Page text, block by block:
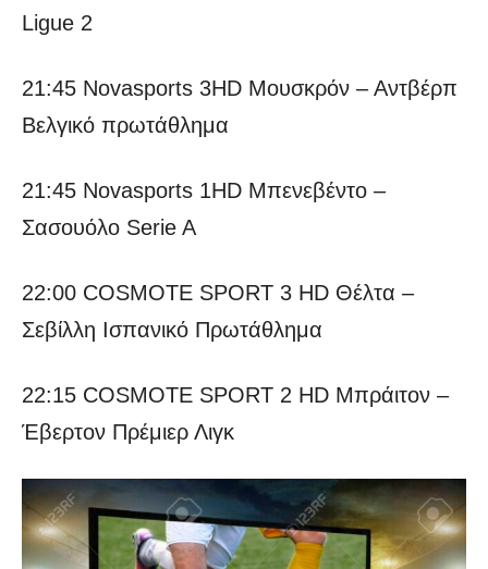
Ligue 2
21:45 Novasports 3HD Μουσκρόν – Αντβέρπ
Βελγικό πρωτάθλημα
21:45 Novasports 1HD Μπενεβέντο –
Σασουόλο Serie A
22:00 COSMOTE SPORT 3 HD Θέλτα –
Σεβίλλη Ισπανικό Πρωτάθλημα
22:15 COSMOTE SPORT 2 HD Μπράιτον –
Έβερτον Πρέμιερ Λιγκ